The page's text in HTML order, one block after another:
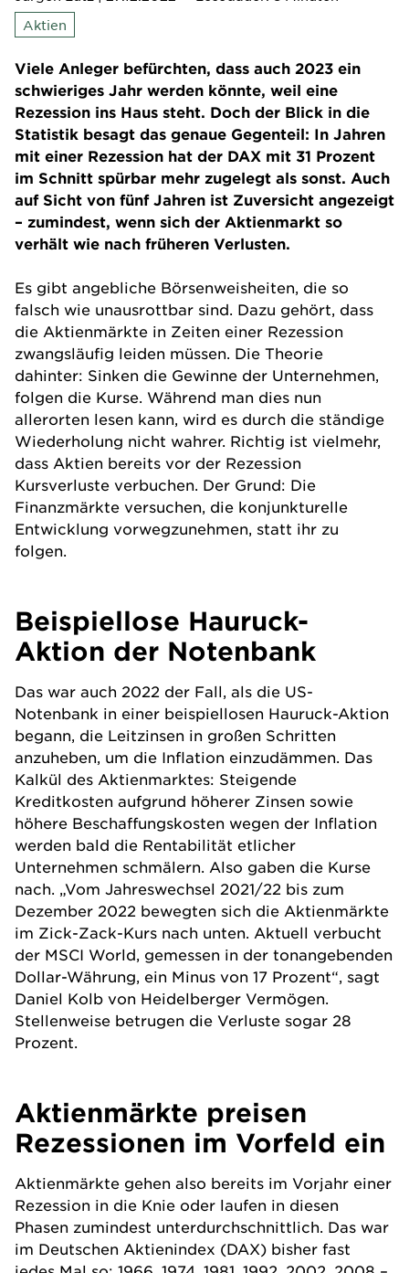
Aktien
Viele Anleger befürchten, dass auch 2023 ein
schwieriges Jahr werden könnte, weil eine
Rezession ins Haus steht. Doch der Blick in die
Statistik besagt das genaue Gegenteil: In Jahren
mit einer Rezession hat der DAX mit 31 Prozent
im Schnitt spürbar mehr zugelegt als sonst. Auch
auf Sicht von fünf Jahren ist Zuversicht angezeigt
– zumindest, wenn sich der Aktienmarkt so
verhält wie nach früheren Verlusten.
Es gibt angebliche Börsenweisheiten, die so
falsch wie unausrottbar sind. Dazu gehört, dass
die Aktienmärkte in Zeiten einer Rezession
zwangsläufig leiden müssen. Die Theorie
dahinter: Sinken die Gewinne der Unternehmen,
folgen die Kurse. Während man dies nun
allerorten lesen kann, wird es durch die ständige
Wiederholung nicht wahrer. Richtig ist vielmehr,
dass Aktien bereits vor der Rezession
Kursverluste verbuchen. Der Grund: Die
Finanzmärkte versuchen, die konjunkturelle
Entwicklung vorwegzunehmen, statt ihr zu
folgen.
Beispiellose Hauruck-
Aktion der Notenbank
Das war auch 2022 der Fall, als die US-
Notenbank in einer beispiellosen Hauruck-Aktion
begann, die Leitzinsen in großen Schritten
anzuheben, um die Inflation einzudämmen. Das
Kalkül des Aktienmarktes: Steigende
Kreditkosten aufgrund höherer Zinsen sowie
höhere Beschaffungskosten wegen der Inflation
werden bald die Rentabilität etlicher
Unternehmen schmälern. Also gaben die Kurse
nach. „Vom Jahreswechsel 2021/22 bis zum
Dezember 2022 bewegten sich die Aktienmärkte
im Zick-Zack-Kurs nach unten. Aktuell verbucht
der MSCI World, gemessen in der tonangebenden
Dollar-Währung, ein Minus von 17 Prozent“, sagt
Daniel Kolb von Heidelberger Vermögen.
Stellenweise betrugen die Verluste sogar 28
Prozent.
Aktienmärkte preisen
Rezessionen im Vorfeld ein
Aktienmärkte gehen also bereits im Vorjahr einer
Rezession in die Knie oder laufen in diesen
Phasen zumindest unterdurchschnittlich. Das war
im Deutschen Aktienindex (DAX) bisher fast